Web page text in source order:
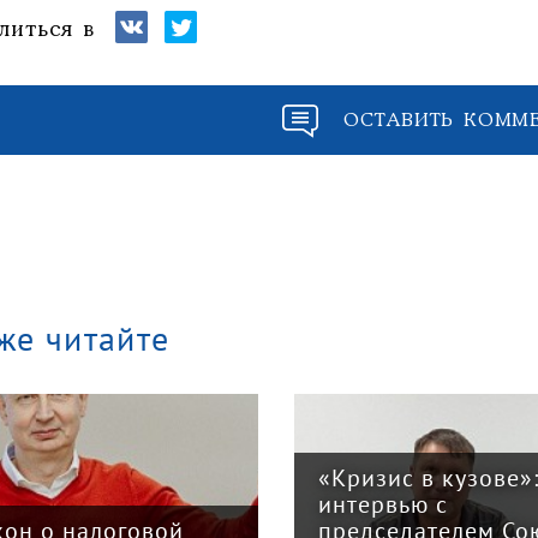
в
ОСТАВИТЬ
читайте
о налоговой
«Кризис в кузове»:
интервью с
председателем